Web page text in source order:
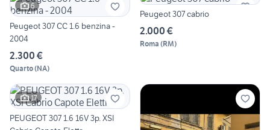
6
Peugeot 307 CC 1.6 benzina -
2004
2.300 €
Quarto(NA)
Peugeot 307 cabrio
2.000 €
Roma (RM)
17
PEUGEOT 307 1.6 16V 3p. XSI